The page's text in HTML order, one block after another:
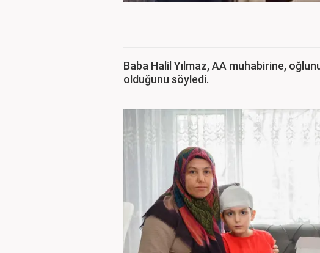
Baba Halil Yılmaz, AA muhabirine,
olduğunu söyledi.